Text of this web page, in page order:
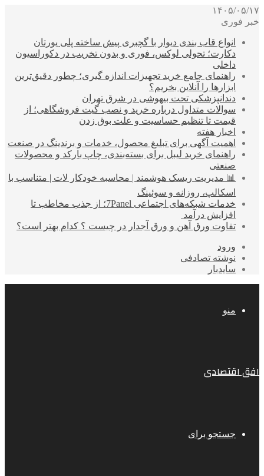
۱۴۰۵/۰۵/۱۷
خبر فوری
انواع قاب بندی دیوار با گچبری پیش ساخته پلی یورتان
دکارت؛ تحولی لوکس، فوری و بدون تخریب در دکوراسیون
داخلی
راهنمای جامع خرید تجهیزات اندازه گیری؛ چطور دقیق‌ترین
ابزارها را آنلاین بخریم؟
دندانپزشکی تحت بیهوشی در شرق تهران
سوالات متداول درباره خرید و نصب گیت فروشگاهی؛ از
قیمت تا تنظیم حساسیت و علت بوق زدن
اخبار هفته
اهمیت آگهی برای تبلیغ محصول، خدمات و برندینگ در صنعت
راهنمای خرید لیبل برای بسته‌بندی، چاپ بارکد و محصولات
صنعتی
📊 مدیریت ریسک هوشمند | محاسبه خودکار لات | متناسب با
اسکالپ، روزانه و سوئینگ
خدمات شبکه‌های اجتماعی 7Panel؛ از جذب مخاطب تا
افزایش درآمد
تفاوت ورق آهن و ورق آجدار در چیست ؟ کدام بهتر است؟
ورود
نوشته تصادفی
سایدبار
منو
افق اقتصادی
جستجو برای